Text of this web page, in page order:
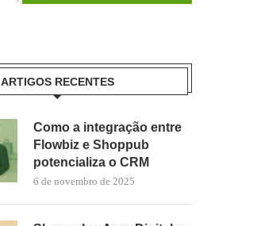
ARTIGOS RECENTES
Como a integração entre
Flowbiz e Shoppub
potencializa o CRM
6 de novembro de 2025